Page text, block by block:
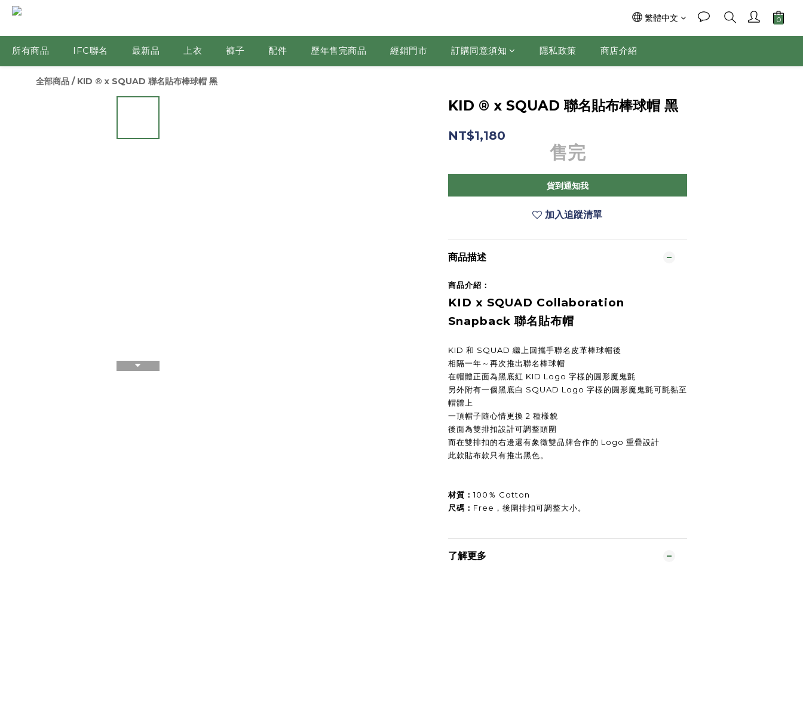
繁體中文
所有商品 IFC聯名 最新品 上衣 褲子 配件 歷年售完商品 經銷門市 訂購同意須知 隱私政策 商店介紹
全部商品 / KID ® x SQUAD 聯名貼布棒球帽 黑
KID ® x SQUAD 聯名貼布棒球帽 黑
NT$1,180
售完
貨到通知我
加入追蹤清單
商品描述
商品介紹：
KID x SQUAD Collaboration
Snapback 聯名貼布帽
KID 和 SQUAD 繼上回攜手聯名皮革棒球帽後
相隔一年～再次推出聯名棒球帽
在帽體正面為黑底紅 KID Logo 字樣的圓形魔鬼氈
另外附有一個黑底白 SQUAD Logo 字樣的圓形魔鬼氈可氈黏至
帽體上
一頂帽子隨心情更換 2 種樣貌
後面為雙排扣設計可調整頭圍
而在雙排扣的右邊還有象徵雙品牌合作的 Logo 重疊設計
此款貼布款只有推出黑色。
材質：100％ Cotton
尺碼： Free，後圍排扣可調整大小。
了解更多